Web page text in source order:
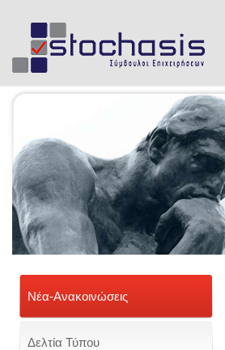
Νέα-Ανακοινώσεις
Δελτία Τύπου